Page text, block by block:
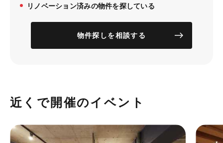
リノベーション済みの物件を探している
物件探しを相談する
近くで開催のイベント